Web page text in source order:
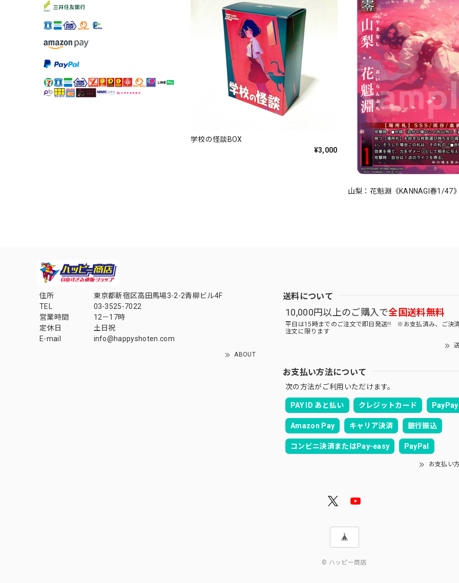
学校の怪談BOX
¥3,000
山梨：花魁淵《KANNAGI春1/47
住所
東京都新宿区高田馬場3-2-2青柳ビル4F
TEL
03-3525-7022
営業時間
12－17時
定休日
土日祝
E-mail
info@happyshoten.com
ABOUT
送料について
10,000円以上のご購入で全国送料無料
平日は15時までのご注文で即日発送!! ※お支払済み、ご決
注文に限ります
お支払い方法について
次の方法がご利用いただけます。
PAY ID あと払い クレジットカード PayPay
Amazon Pay キャリア決済 銀行振込
コンビニ決済またはPay-easy PayPal
お支払い
© ハッピー商店